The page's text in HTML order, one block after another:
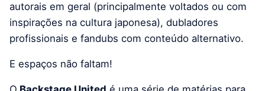
autorais em geral (principalmente voltados ou com
inspirações na cultura japonesa), dubladores
profissionais e fandubs com conteúdo alternativo.
E espaços não faltam!